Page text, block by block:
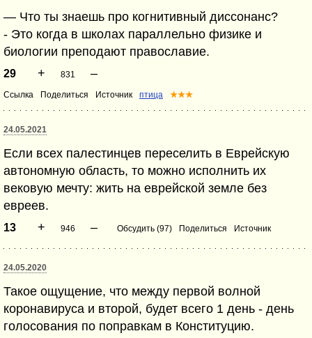
— Что ты знаешь про когнитивный диссонанс?
- Это когда в школах параллельно физике и
биологии преподают православие.
29 + 831 –
Ссылка Поделиться Источник птица ★★★
24.05.2021
Если всех палестинцев переселить в Еврейскую
автономную область, то можно исполнить их
вековую мечту: жить на еврейской земле без
евреев.
13 + 946 – Обсудить (97) Поделиться Источник
24.05.2020
Такое ощущение, что между первой волной
коронавируса и второй, будет всего 1 день - день
голосования по поправкам в Конституцию.